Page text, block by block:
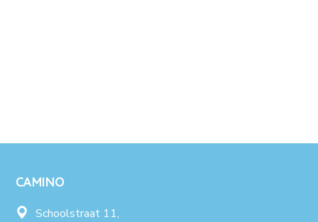
CAMINO
Schoolstraat 11,